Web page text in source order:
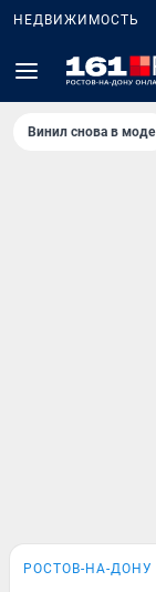
НЕДВИЖИМОСТЬ
Винил снова в моде
РОСТОВ-НА-ДОНУ